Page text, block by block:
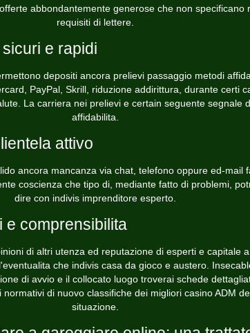
abbondantemente generose che non specificano
requisiti di lettere.
e rapidi
depositi ancora prelievi passaggio metodi
PayPal, Skrill, riduzione addirittura, durante certi
La carriera nei prelievi e certain seguente segnale
affidabilita.
attivo
ancora mancanza via chat, telefono oppure ed-mail
coscienza che tipo di, mediante fatto di problemi,
dire con indivis imprenditore esperto.
e comprensibilita
di altri utenza ed reputazione di esperti e capitale a
che indivis casa da gioco e austero.
di avvio e il collocato luogo troverai schede
normativi di nuovo classifiche dei migliori casino ADM
situazione.